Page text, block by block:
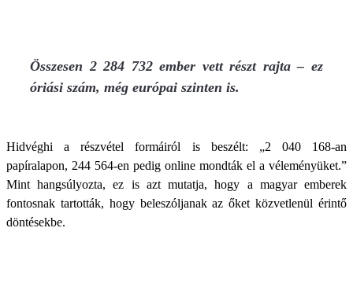
Összesen 2 284 732 ember vett részt rajta – ez
óriási szám, még európai szinten is.
Hidvéghi a részvétel formáiról is beszélt: „2 040 168-an
papíralapon, 244 564-en pedig online mondták el a véleményüket.”
Mint hangsúlyozta, ez is azt mutatja, hogy a magyar emberek
fontosnak tartották, hogy beleszóljanak az őket közvetlenül érintő
döntésekbe.